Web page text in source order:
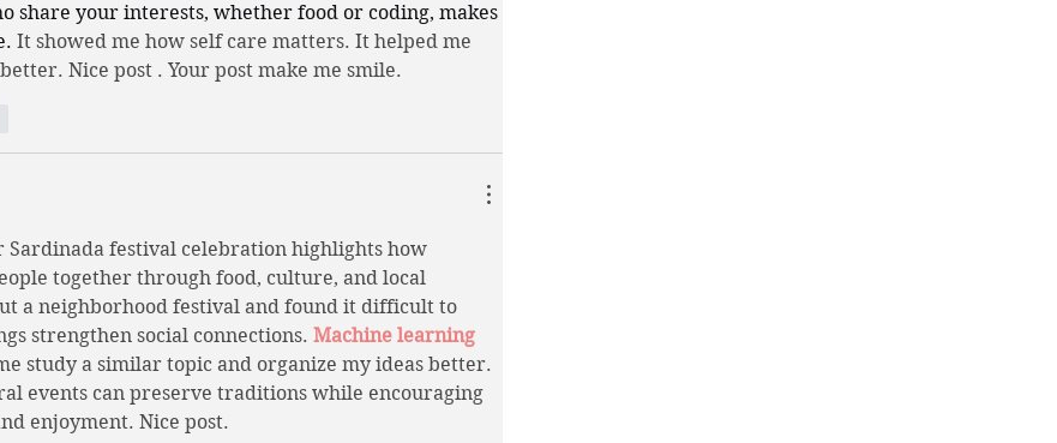
share your interests, whether food or coding, makes
It showed me how self care matters. It helped me
Nice post . Your post make me smile.
Sardinada festival celebration highlights how
together through food, culture, and local
a neighborhood festival and found it difficult to
strengthen social connections. Machine learning
study a similar topic and organize my ideas better.
events can preserve traditions while encouraging
enjoyment. Nice post.